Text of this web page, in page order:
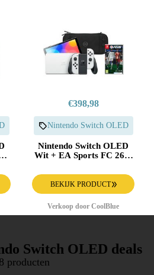
€398,98
Nintendo Switch OLED
Nintendo Switch OLED
Wit + EA Sports FC 26 +
BEKIJK PRODUCT
Verkoop door CoolBlue
Switch OLED deals
producten